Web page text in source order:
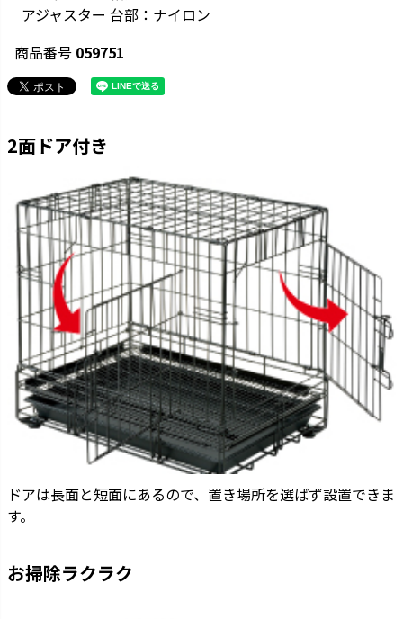
アジャスター 台部：ナイロン
商品番号 059751
2面ドア付き
ドアは長面と短面にあるので、置き場所を選ばず設置できま
す。
お掃除ラクラク